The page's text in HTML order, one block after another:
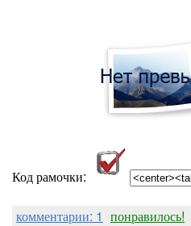
Код рамочки:
комментарии: 1 понравилось!